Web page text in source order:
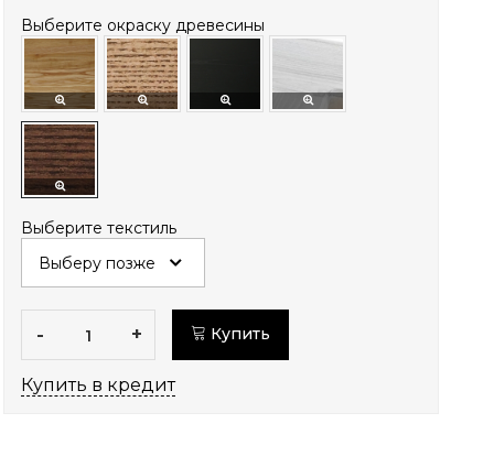
Выберите окраску древесины
Выберите текстиль
- + Купить
Купить в кредит